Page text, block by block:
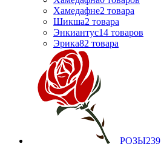
Хамедафне2 товара
Шикша2 товара
Энкиантус14 товаров
Эрика82 товара
РОЗЫ239